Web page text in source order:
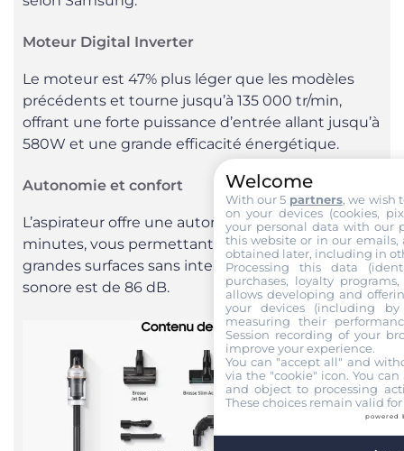
Moteur Digital Inverter
Le moteur est 47% plus léger que les modèles
précédents et tourne jusqu’à 135 000 tr/min,
offrant une forte puissance d’entrée allant jusqu’à
580W et une grande efficacité énergétique.
Autonomie et confort
L’aspirateur offre une autonomie allant jusqu’à 60
minutes, vous permettant de nettoyer de
grandes surfaces sans interruption. Son niveau
sonore est de 86 dB.
Welcome
With our 5 partners, we wish
on your devices (cookies,
your personal data with our
this website or in our emails,
obtained later, including in
Processing this data
purchases, loyalty
allows developing and
your devices (including
measuring their
Session recording of your
improve your experience.
You can "accept all" and
via the "cookie" icon. You
and object to processing
These choices remain valid
powered